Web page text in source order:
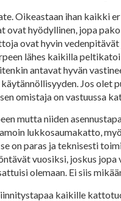
Oikeastaan ihan kaikki
ovat hyödyllinen, jopa
ovat hyvin
lähes kaikilla
antavat hyvän
Jos
omistaja on vastuussa
mutta niiden
lukkosaumakatto,
on paras ja teknisesti
vuosiksi, joskus
olemaan. Ei siis
kaikille